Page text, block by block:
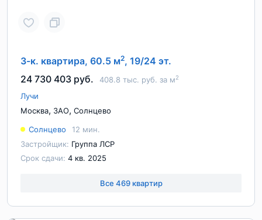
3-к. квартира, 60.5 м2, 19/24 эт.
24 730 403 руб.
408.8 тыс. руб. за м2
Лучи
Москва, ЗАО, Солнцево
Солнцево
12 мин.
Застройщик: Группа ЛСР
Срок сдачи: 4 кв. 2025
Все 469 квартир